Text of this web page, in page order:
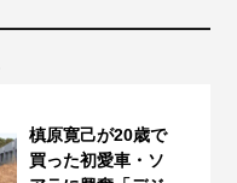
槙原寛己が20歳で
買った初愛車・ソ